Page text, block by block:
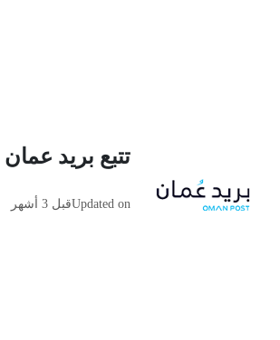
تتبع بريد عمان
Updated onقبل 3 أشهر